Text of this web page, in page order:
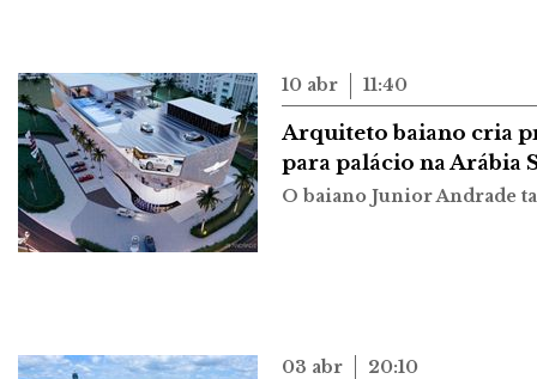
10 abr 11:40
Arquiteto baiano cria
para palácio na Arábia
O baiano Junior Andrade
03 abr 20:10